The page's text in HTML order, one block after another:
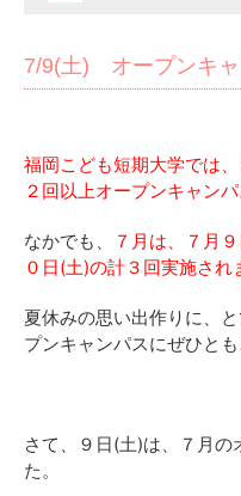
7/9(土) オープンキャ
福岡こども短期大学では、
２回以上オープンキャン
なかでも、
７月は、７月
０日(土)の計３回実施され
夏休みの思い出作りに、
プンキャンパスにぜひと
さて、９日(土)は、７月
た。